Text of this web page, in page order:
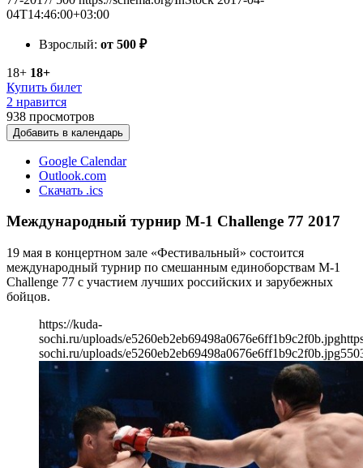
04T14:46:00+03:00
Взрослый: от 500 ₽
18+ 18+
Купить билет
2 нравится
938 просмотров
Добавить в календарь
Google Calendar
Outlook.com
Скачать .ics
Международный турнир M-1 Challenge 77 2017
19 мая в концертном зале «Фестивальный» состоится
международный турнир по смешанным единоборствам M-1
Challenge 77 с участием лучших российских и зарубежных
бойцов.
https://kuda-
sochi.ru/uploads/e5260eb2eb69498a0676e6ff1b9c2f0b.jpg
sochi.ru/uploads/e5260eb2eb69498a0676e6ff1b9c2f0b.jpg550